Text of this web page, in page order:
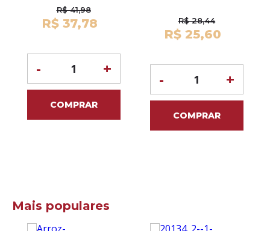
R$ 41,98
R$ 37,78
+
-
COMPRAR
R$ 28,44
R$ 25,60
+
-
COMPRAR
Mais populares